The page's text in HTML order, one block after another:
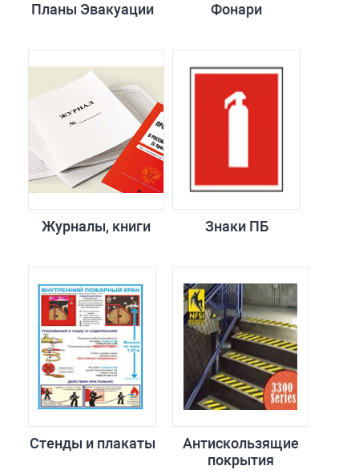
Планы Эвакуации Фонари
Журналы, книги Знаки ПБ
Стенды и плакаты
Антискользящие
покрытия